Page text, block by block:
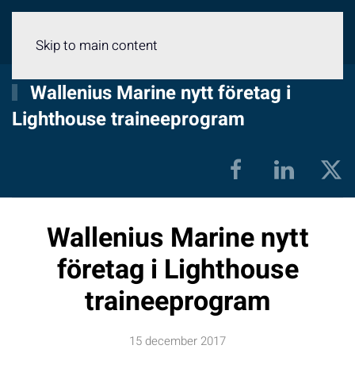
Skip to main content
Wallenius Marine nytt företag i
Lighthouse traineeprogram
Wallenius Marine nytt
företag i Lighthouse
traineeprogram
15 december 2017